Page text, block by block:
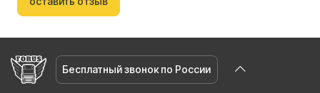
Бесплатный звонок по России